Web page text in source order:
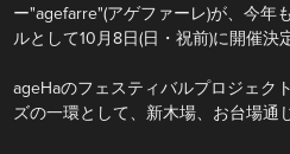
ー"agefarre"(アゲファーレ)が、今年
ルとして10月8日(日・祝前)に開催決
ageHaのフェスティバルプロジェク
ズの一環として、新木場、お台場通